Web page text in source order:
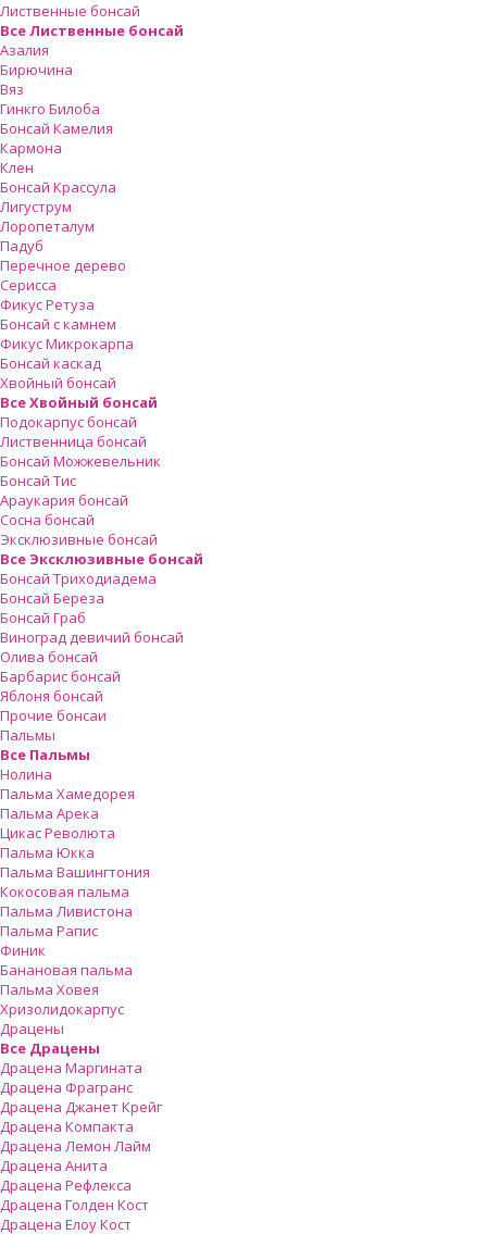
Лиственные бонсай
Все Лиственные бонсай
Азалия
Бирючина
Вяз
Гинкго Билоба
Бонсай Камелия
Кармона
Клен
Бонсай Крассула
Лигуструм
Лоропеталум
Падуб
Перечное дерево
Серисса
Фикус Ретуза
Бонсай с камнем
Фикус Микрокарпа
Бонсай каскад
Хвойный бонсай
Все Хвойный бонсай
Подокарпус бонсай
Лиственница бонсай
Бонсай Можжевельник
Бонсай Тис
Араукария бонсай
Сосна бонсай
Эксклюзивные бонсай
Все Эксклюзивные бонсай
Бонсай Триходиадема
Бонсай Береза
Бонсай Граб
Виноград девичий бонсай
Олива бонсай
Барбарис бонсай
Яблоня бонсай
Прочие бонсаи
Пальмы
Все Пальмы
Нолина
Пальма Хамедорея
Пальма Арека
Цикас Революта
Пальмa Юкка
Пальма Вашингтония
Кокосовая пальма
Пальма Ливистона
Пальма Рапис
Финик
Банановая пальма
Пальма Ховея
Хризолидокарпус
Драцены
Все Драцены
Драцена Маргината
Драцена Фрагранс
Драцена Джанет Крейг
Драцена Компакта
Драцена Лемон Лайм
Драцена Анита
Драцена Рефлекса
Драцена Голден Кост
Драцена Елоу Кост